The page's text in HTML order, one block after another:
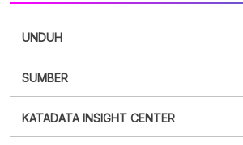
UNDUH
XLS
SUMBER
punya akun?Silakan Daftar sekarang
KATADATA INSIGHT CENTER